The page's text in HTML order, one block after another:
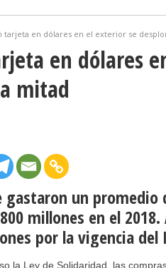
tarjeta en dólares en el exterior se
en dólares
mitad
gastaron un promedio
millones en el 2018.
por la vigencia del
la Ley de Solidaridad, las